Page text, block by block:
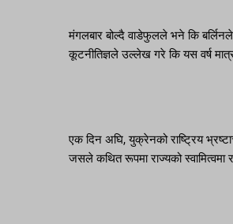
मंगलबार बोल्दै वाडेफुलले भने कि
कूटनीतिज्ञले उल्लेख गरे कि यस वर्ष
एक दिन अघि, युक्रेनको राष्ट्रिय
जसले कथित रूपमा राज्यको स्वामित्वमा